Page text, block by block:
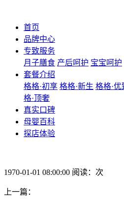
首页
品牌中心
专致服务
月子膳食 产后呵护 宝宝呵护
套餐介绍
格格·初享 格格·新生 格格·优
格·顶奢
真实口碑
母婴百科
探店体验
1970-01-01 08:00:00 阅读：次
上一篇：